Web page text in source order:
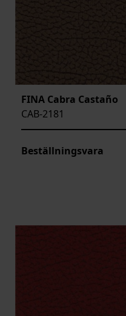
FINA Cabra Castaño
CAB-2181
Beställningsvara